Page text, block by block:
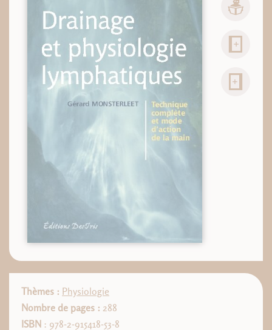
Thèmes : Physiologie
Nombre de pages : 288
ISBN : 978-2-915418-53-8